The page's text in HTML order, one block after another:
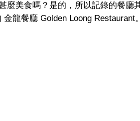
麼美食嗎？是的，所以記錄的餐廳
龍餐廳 Golden Loong Restaurant。